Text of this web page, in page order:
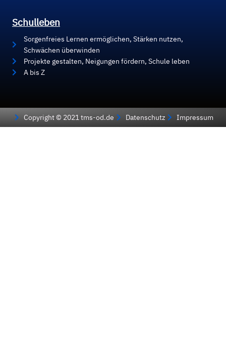
Schulleben
Sorgenfreies Lernen ermöglichen, Stärken nutzen,
Schwächen überwinden
Projekte gestalten, Neigungen fördern, Schule leben
A bis Z
Copyright © 2021 tms-od.de Datenschutz Impressum